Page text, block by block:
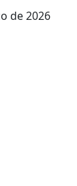
de 2026